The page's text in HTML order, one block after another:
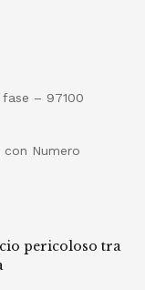
fase – 97100
con Numero
pericoloso tra